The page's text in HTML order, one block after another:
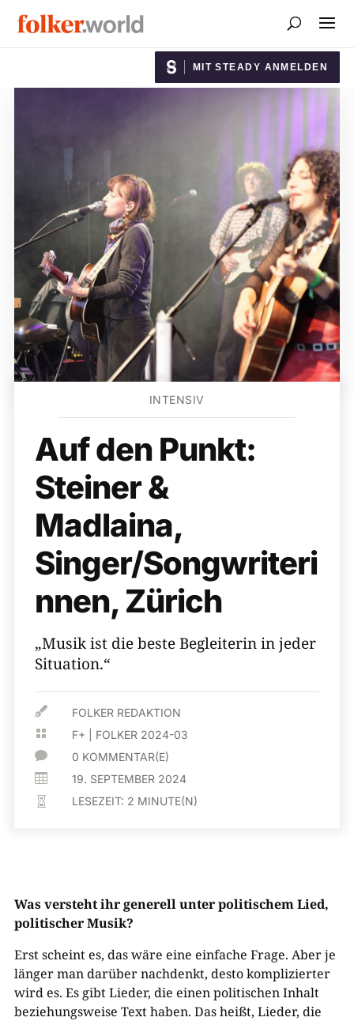
MIT STEADY ANMELDEN
INTENSIV
Auf den Punkt:
Steiner &
Madlaina,
Singer/Songwriteri
nnen, Zürich
„Musik ist die beste Begleiterin in jeder
Situation.“
 FOLKER REDAKTION
 F+ FOLKER 2024-03
 0 KOMMENTAR(E)
 19. SEPTEMBER 2024
 LESEZEIT: 2 MINUTE(N)
Was versteht ihr generell unter politischem Lied,
politischer Musik?
Erst scheint es, das wäre eine einfache Frage. Aber je
länger man darüber nachdenkt, desto komplizierter
wird es. Es gibt Lieder, die einen politischen Inhalt
beziehungsweise Text haben. Das heißt, Lieder, die